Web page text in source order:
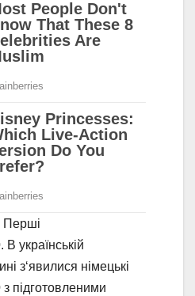
Перші
українській
з‘явилися німецькі
підготовленими